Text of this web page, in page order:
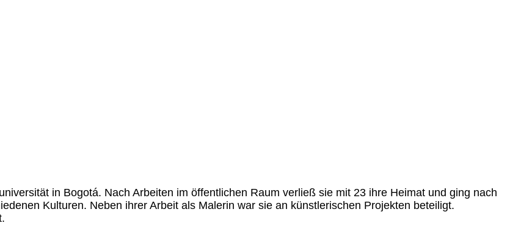
in Bogotá. Nach Arbeiten im öffentlichen Raum verließ sie mit 23 ihre Heimat und ging nach
Kulturen. Neben ihrer Arbeit als Malerin war sie an künstlerischen Projekten beteiligt.